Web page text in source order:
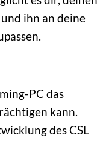
ihn an deine
PC das
kann.
des CSL